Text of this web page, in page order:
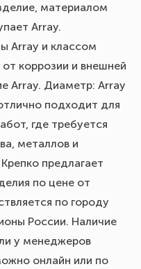
материалом
Array.
Array и классом
коррозии и внешней
Array. Диаметр: Array
подходит для
где требуется
металлов и
предлагает
по цене от
по городу
России. Наличие
у менеджеров
онлайн или по